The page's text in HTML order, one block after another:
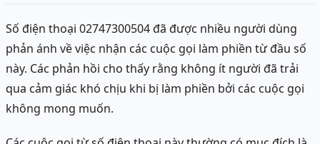
Số điện thoại 02747300504 đã được nhiều người dùng
phản ánh về việc nhận các cuộc gọi làm phiền từ đầu số
này. Các phản hồi cho thấy rằng không ít người đã trải
qua cảm giác khó chịu khi bị làm phiền bởi các cuộc gọi
không mong muốn.